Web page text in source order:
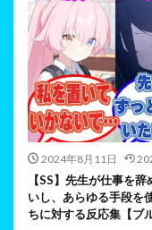
2024年8月11日
【SS】先生が仕事を
いし、あらゆる手段を
ちに対する反応集【ブ